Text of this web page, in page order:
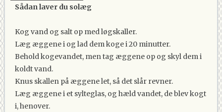
Sådan laver du solæg
Kog vand og salt op med løgskaller.
Læg æggene i og lad dem koge i 20 minutter.
Behold kogevandet, men tag æggene op og skyl dem i
koldt vand.
Knus skallen på æggene let, så det slår revner.
Læg æggene i et sylteglas, og hæld vandet, de blev kogt
i, henover.